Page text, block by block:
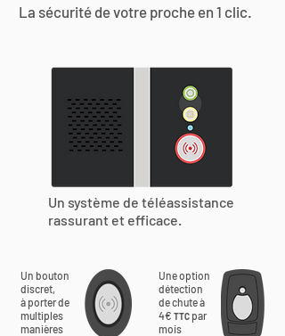
La sécurité de votre proche en 1 clic.
Un système de téléassistance
rassurant et efficace.
Un bouton
discret,
à porter de
multiples
manières
Une option
détection
de chute à
4€ TTC par
mois